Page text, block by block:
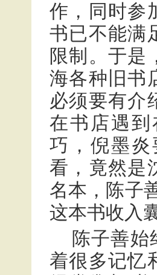
作，同时参
书已不能满
限制。于是
海各种旧书
必须要有介
在书店遇
巧，倪墨
看，竟然是
名本，陈子
这本书收入
陈子善始
着很多记忆